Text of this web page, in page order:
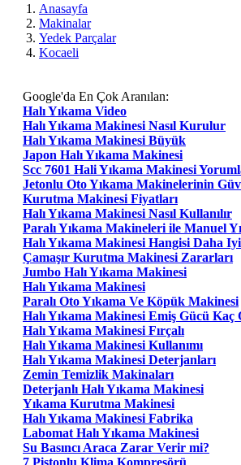
Anasayfa
Makinalar
Yedek Parçalar
Kocaeli
Google'da En Çok Aranılan:
Halı Yıkama Video
Halı Yıkama Makinesi Nasıl Kurulur
Halı Yıkama Makinesi Büyük
Japon Halı Yıkama Makinesi
Scc 7601 Hali Yıkama Makinesi
Jetonlu Oto Yıkama Makinelerinin
Kurutma Makinesi Fiyatları
Halı Yıkama Makinesi Nasıl Kullanılır
Paralı Yıkama Makineleri ile Manuel
Halı Yıkama Makinesi Hangisi Daha Iyi
Çamaşır Kurutma Makinesi Zararları
Jumbo Halı Yıkama Makinesi
Halı Yıkama Makinesi
Paralı Oto Yıkama Ve Köpük Makinesi
Halı Yıkama Makinesi Emiş Gücü Kaç
Halı Yıkama Makinesi Fırçalı
Halı Yıkama Makinesi Kullanımı
Halı Yıkama Makinesi Deterjanları
Zemin Temizlik Makinaları
Deterjanlı Halı Yıkama Makinesi
Yıkama Kurutma Makinesi
Halı Yıkama Makinesi Fabrika
Labomat Halı Yıkama Makinesi
Su Basıncı Araca Zarar Verir mi?
7 Pistonlu Klima Kompresörü